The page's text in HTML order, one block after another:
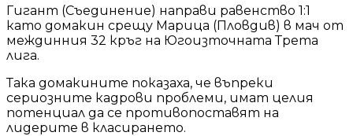
Гигант (Съединение) направи равенство 1:1
като домакин срещу Марица (Пловдив) в мач от
междинния 32 кръг на Югоизточната Трета
лига.
Така домакините показаха, че въпреки
сериозните кадрови проблеми, имат целия
потенциал да се противопоставят на
лидерите в класирането.